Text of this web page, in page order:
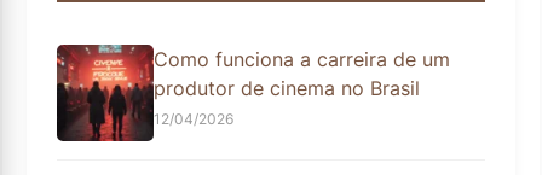
Como funciona a carreira de um
produtor de cinema no Brasil
12/04/2026